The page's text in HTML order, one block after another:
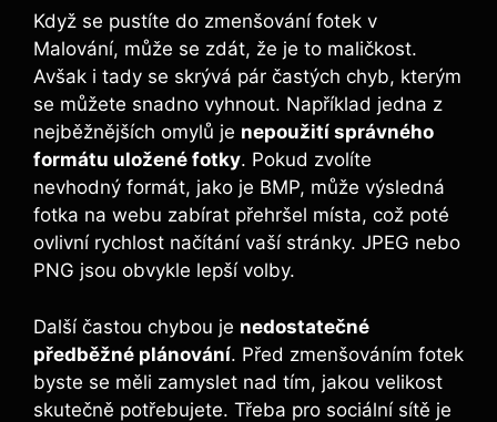
Když se pustíte do zmenšování fotek v
Malování, může se zdát, že je to maličkost.
Avšak i tady se skrývá pár častých chyb, kterým
se můžete snadno vyhnout. Například jedna z
nejběžnějších omylů je nepoužití správného
formátu uložené fotky. Pokud zvolíte
nevhodný formát, jako je BMP, může výsledná
fotka na webu zabírat přehršel místa, což poté
ovlivní rychlost načítání vaší stránky. JPEG nebo
PNG jsou obvykle lepší volby.
Další častou chybou je nedostatečné
předběžné plánování. Před zmenšováním fotek
byste se měli zamyslet nad tím, jakou velikost
skutečně potřebujete. Třeba pro sociální sítě je